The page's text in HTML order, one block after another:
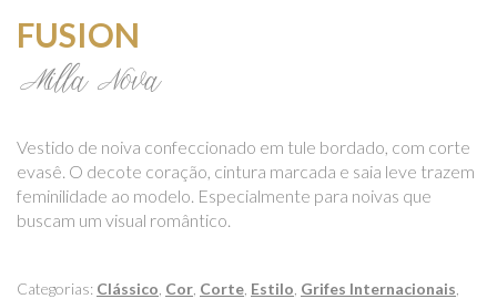
FUSION
Milla Nova
Vestido de noiva confeccionado em tule bordado, com corte
evasê. O decote coração, cintura marcada e saia leve trazem
feminilidade ao modelo. Especialmente para noivas que
buscam um visual romântico.
Categorias: Clássico Cor Corte Estilo Grifes Internacionais